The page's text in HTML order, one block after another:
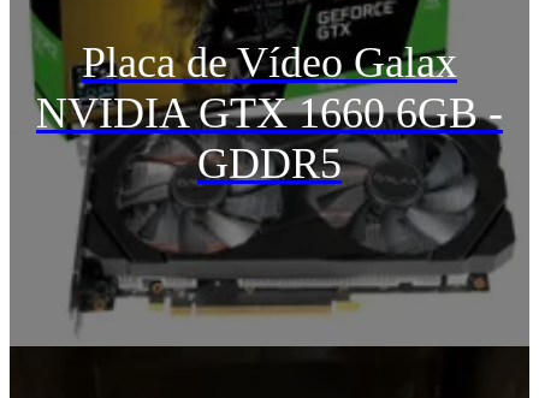
Placa de Vídeo Galax
NVIDIA GTX 1660 6GB -
GDDR5